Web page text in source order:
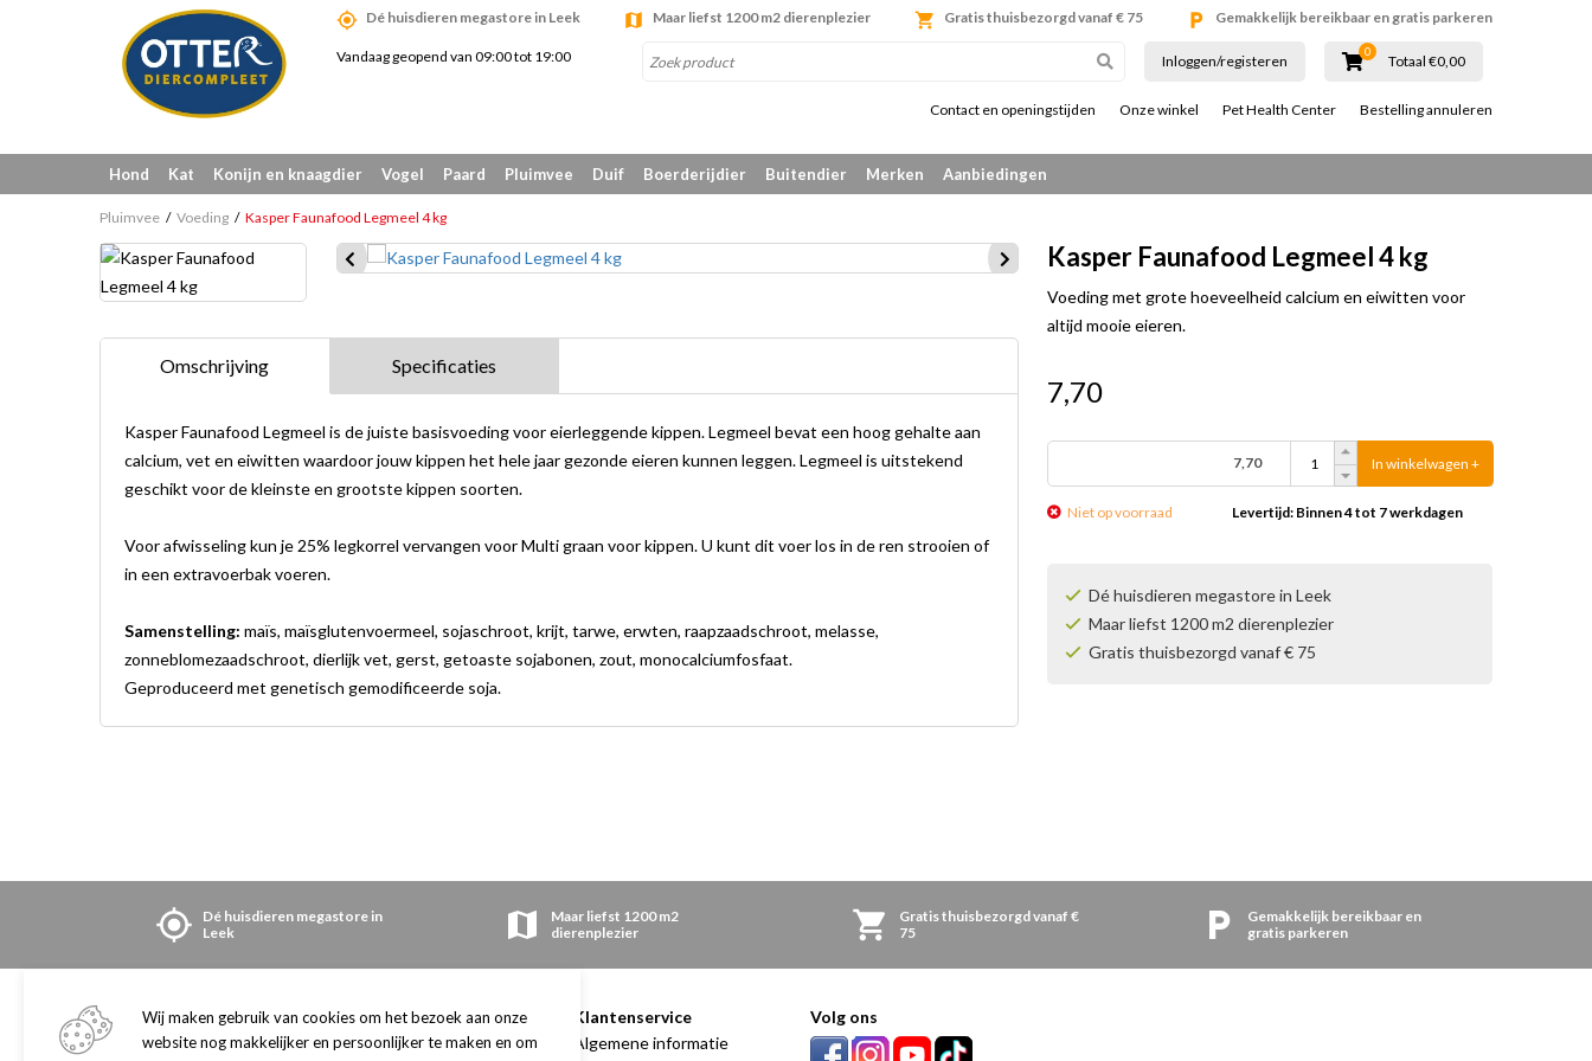
Dé huisdieren megastore in Leek Maar liefst 1200 m2 dierenplezier Gratis thuisbezorgd vanaf € 75 Gemakkelijk bereikbaar en gratis parkeren
Vandaag geopend van 09:00 tot 19:00 Inloggen/registeren
0
Totaal €0,00
Contact en openingstijden Onze winkel Pet Health Center Bestelling annuleren
Hond Kat Konijn en knaagdier Vogel Paard Pluimvee Duif Boerderijdier Buitendier Merken Aanbiedingen
Pluimvee Voeding Kasper Faunafood Legmeel 4 kg
Omschrijving Specificaties
Kasper Faunafood Legmeel is de juiste basisvoeding voor eierleggende kippen. Legmeel bevat een hoog gehalte aan
calcium, vet en eiwitten waardoor jouw kippen het hele jaar gezonde eieren kunnen leggen. Legmeel is uitstekend
geschikt voor de kleinste en grootste kippen soorten.
Voor afwisseling kun je 25% legkorrel vervangen voor Multi graan voor kippen. U kunt dit voer los in de ren strooien of
in een extravoerbak voeren.
Samenstelling: maïs, maïsglutenvoermeel, sojaschroot, krijt, tarwe, erwten, raapzaadschroot, melasse,
zonneblomezaadschroot, dierlijk vet, gerst, getoaste sojabonen, zout, monocalciumfosfaat.
Geproduceerd met genetisch gemodificeerde soja.
Kasper Faunafood Legmeel 4 kg
Voeding met grote hoeveelheid calcium en eiwitten voor
altijd mooie eieren.
7,70
7,70 In winkelwagen +
Niet op voorraad Levertijd: Binnen 4 tot 7 werkdagen
Dé huisdieren megastore in Leek
Maar liefst 1200 m2 dierenplezier
Gratis thuisbezorgd vanaf € 75
Dé huisdieren megastore in
Leek
Maar liefst 1200 m2
dierenplezier
Gratis thuisbezorgd vanaf €
75
Gemakkelijk bereikbaar en
gratis parkeren
Winkel
Contact en openingstijden
Openingstijden
maandag
09:00 - 19:00
Klantenservice
Algemene informatie
Volg ons
Wij maken gebruik van cookies om het bezoek aan onze
website nog makkelijker en persoonlijker te maken en om